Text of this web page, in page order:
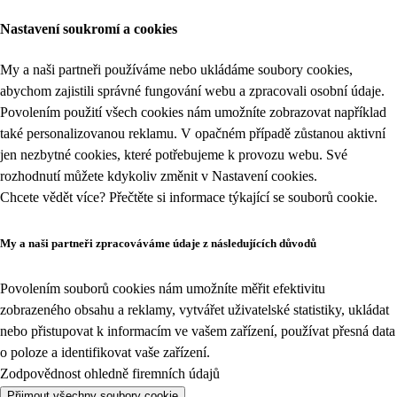
Nastavení soukromí a cookies
My a naši partneři používáme nebo ukládáme soubory cookies,
abychom zajistili správné fungování webu a zpracovali osobní údaje.
Povolením použití všech cookies nám umožníte zobrazovat například
také personalizovanou reklamu. V opačném případě zůstanou aktivní
jen nezbytné cookies, které potřebujeme k provozu webu. Své
rozhodnutí můžete kdykoliv změnit v Nastavení cookies.
Chcete vědět více? Přečtěte si informace týkající se souborů cookie.
My a naši partneři zpracováváme údaje z následujících důvodů
Povolením souborů cookies nám umožníte měřit efektivitu
zobrazeného obsahu a reklamy, vytvářet uživatelské statistiky, ukládat
nebo přistupovat k informacím ve vašem zařízení, používat přesná data
o poloze a identifikovat vaše zařízení.
Zodpovědnost ohledně firemních údajů